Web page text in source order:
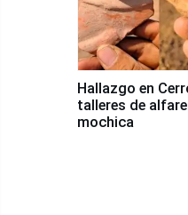
Hallazgo en
talleres de
mochica